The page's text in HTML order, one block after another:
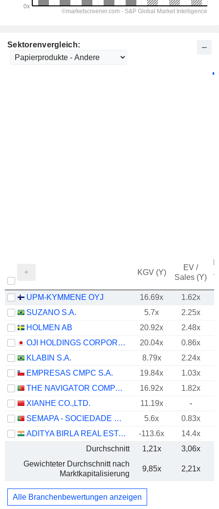
Sektorenvergleich:
KGV (Y)
EV /
Sales (Y)
/
UPM-KYMMENE OYJ 16.69x 1.62x
SUZANO S.A.
5.7x
2.25x
HOLMEN AB
20.92x 2.48x
OJI HOLDINGS CORPORATION
20.04x 0.86x
KLABIN S.A.
8.79x
2.24x
EMPRESAS CMPC S.A.
19.84x
1.03x
THE NAVIGATOR COMPANY, S.A.
16.92x
1.82x
XIANHE CO.,LTD.
11.19x
-
SEMAPA - SOCIEDADE DE INVESTIMENTO E GESTÃO, SGPS, S.A.
5.6x
0.83x
ADITYA BIRLA REAL ESTATE LIMITED
-113.6x 14.4x
Durchschnitt
1,21x 3,06x
Gewichteter Durchschnitt nach
Marktkapitalisierung
9,85x 2,21x
Alle Branchenbewertungen anzeigen